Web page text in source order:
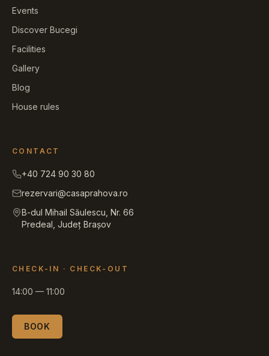
Events
Discover Bucegi
Facilities
Gallery
Blog
House rules
CONTACT
+40 724 90 30 80
rezervari@casaprahova.ro
B-dul Mihail Săulescu, Nr. 66
Predeal, Județ Brașov
CHECK-IN · CHECK-OUT
14:00 — 11:00
BOOK